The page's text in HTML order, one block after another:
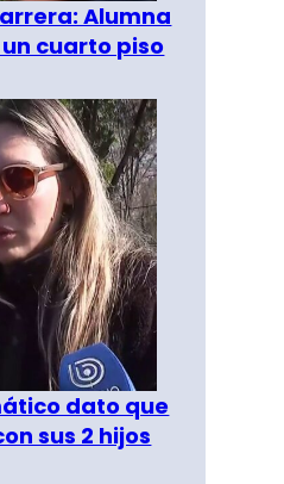
Alumna
cuarto piso
dato que
sus 2 hijos